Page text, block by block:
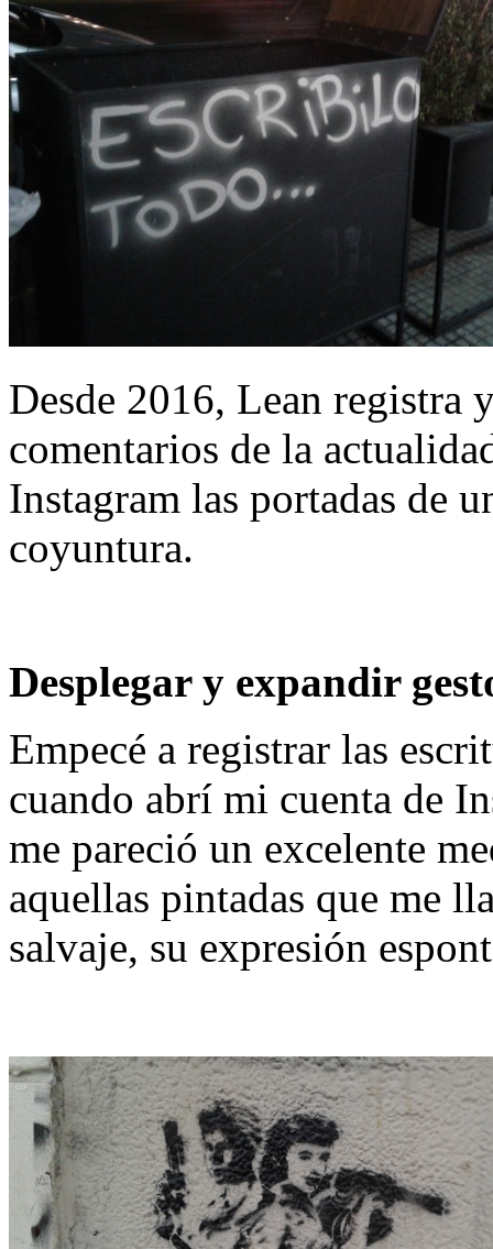
Desde 2016, Lean registra
comentarios de la
Instagram las portadas de
coyuntura.
Desplegar y expandir
Empecé a registrar las
cuando abrí mi cuenta de
me pareció un excelente
aquellas pintadas que me
salvaje, su expresión